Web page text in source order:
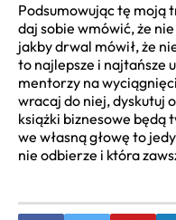
Podsumowując tę moją
daj sobie wmówić, że
jakby drwal mówił, że
to najlepsze i najtańsze
mentorzy na
wracaj do niej, dyskutuj
książki biznesowe będą
we własną głowę to
nie odbierze i która